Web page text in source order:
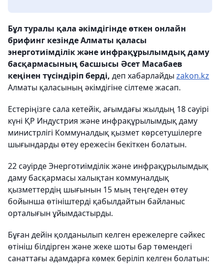
Бұл туралы қала әкімдігінде өткен онлайн
брифинг кезінде Алматы қаласы
энерготиімділік және инфрақұрылымдық даму
басқармасының басшысы Әсет Масабаев
кеңінен түсіндіріп берді, деп хабарлайды zakon.kz
Алматы қаласының әкімдігіне сілтеме жасап.
Естеріңізге сала кетейік, ағымдағы жылдың 18 сәуірі
күні ҚР Индустрия және инфрақұрылымдық даму
министрлігі Коммуналдық қызмет көрсетушілерге
шығындарды өтеу ережесін бекіткен болатын.
22 сәуірде Энерготиімділік және инфрақұрылымдық
даму басқармасы халықтан коммуналдық
қызметтердің шығынын 15 мың теңгеден өтеу
бойынша өтініштерді қабылдайтын байланыс
орталығын ұйымдастырды.
Бұған дейін қолданылып келген ережелерге сәйкес
өтініш білдірген және жеке шоты бар төмендегі
санаттағы адамдарға көмек беріліп келген болатын: